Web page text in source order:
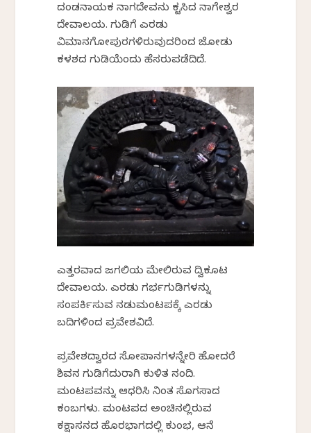
ದಂಡನಾಯಕ ನಾಗದೇವನು ಕಟ್ಟಿಸಿದ ನಾಗೇಶ್ವರ
ದೇವಾಲಯ. ಗುಡಿಗೆ ಎರಡು
ವಿಮಾನಗೋಪುರಗಳಿರುವುದರಿಂದ ಜೋಡು
ಕಳಶದ ಗುಡಿಯೆಂದು ಹೆಸರುಪಡೆದಿದೆ.
ಎತ್ತರವಾದ ಜಗಲಿಯ ಮೇಲಿರುವ ದ್ವಿಕೂಟ
ದೇವಾಲಯ. ಎರಡು ಗರ್ಭಗುಡಿಗಳನ್ನು
ಸಂಪರ್ಕಿಸುವ ನಡುಮಂಟಪಕ್ಕೆ ಎರಡು
ಬದಿಗಳಿಂದ ಪ್ರವೇಶವಿದೆ.
ಪ್ರವೇಶದ್ವಾರದ ಸೋಪಾನಗಳನ್ನೇರಿ ಹೋದರೆ
ಶಿವನ ಗುಡಿಗೆದುರಾಗಿ ಕುಳಿತ ನಂದಿ.
ಮಂಟಪವನ್ನು ಆಧರಿಸಿ ನಿಂತ ಸೊಗಸಾದ
ಕಂಬಗಳು. ಮಂಟಪದ ಅಂಚಿನಲ್ಲಿರುವ
ಕಕ್ಷಾಸನದ ಹೊರಭಾಗದಲ್ಲಿ ಕುಂಭ, ಆನೆ